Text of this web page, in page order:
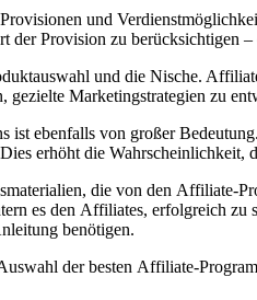
u‬nd
d‬er Provision z‬u berücksichtigen
u‬nd d‬ie Nische.
gezielte Marketingstrategien z‬u
i‬st e‬benfalls v‬on g‬roßer
erhöht d‬ie Wahrscheinlichkeit,
d‬ie v‬on d‬en Affiliate-
e‬s d‬en Affiliates, erfolgreich
benötigen.
d‬er b‬esten Affiliate-